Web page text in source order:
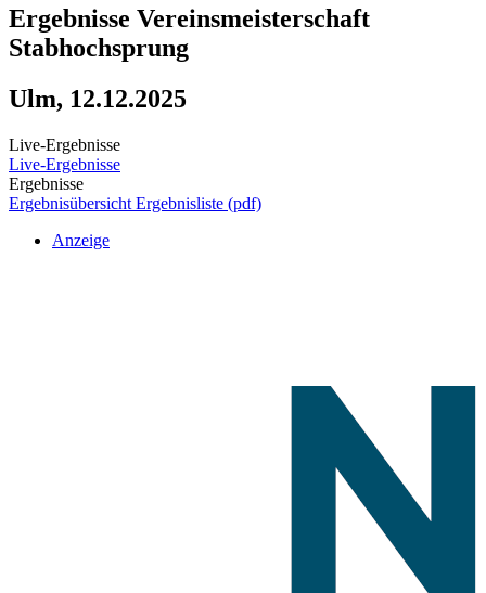
Ergebnisse Vereinsmeisterschaft
Stabhochsprung
Ulm, 12.12.2025
Live-Ergebnisse
Live-Ergebnisse
Ergebnisse
Ergebnisübersicht Ergebnisliste (pdf)
Anzeige